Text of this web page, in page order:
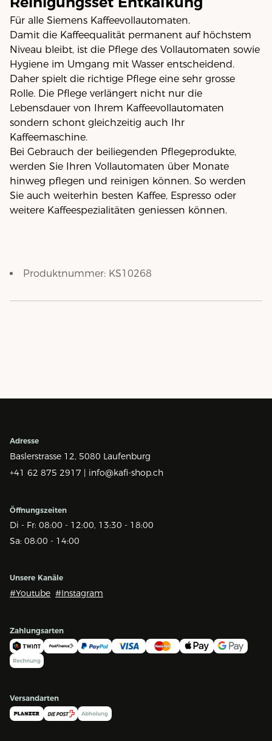
Für alle Siemens Kaffeevollautomaten.
Damit die Kaffeequalität permanent auf höchstem
Niveau bleibt, ist die Pflege des Vollautomaten sowie
Hygiene im Umgang mit Wasser entscheidend.
Daher spielt die richtige Pflege eine sehr grosse
Rolle. Die Pflege verlängert nicht nur die
Lebensdauer von Ihrem Kaffeevollautomaten
sondern schont gleichzeitig auch Ihr
Kaffeemaschine.
Bei Gebrauch der beiliegenden Pflegeprodukte,
werden Sie Ihren Vollautomaten über Monate
hinweg pflegen und reinigen können. So werden
Sie auch weiterhin besten Kaffee, Espresso oder
weitere Kaffeespezialitäten geniessen können.
Produktnummer: KS10268
Adresse
Baslerstrasse 12, 5080 Laufenburg
+41 62 875 2917 | info@kafi-shop.ch
Öffnungszeiten
Di - Fr: 08:00 - 12:00, 13:30 - 18:00
Sa: 08:00 - 14:00
Unsere Kanäle
#Youtube #Instagram
Zahlungsarten
Versandarten